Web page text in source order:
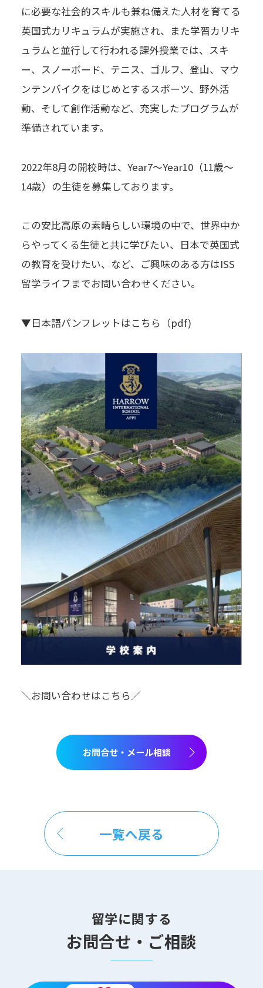
に必要な社会的スキルも兼ね備えた人材を育てる
英国式カリキュラムが実施され、また学習カリキ
ュラムと並行して行われる課外授業では、スキ
ー、スノーボード、テニス、ゴルフ、登山、マウ
ンテンバイクをはじめとするスポーツ、野外活
動、そして創作活動など、充実したプログラムが
準備されています。
2022年8月の開校時は、Year7～Year10（11歳～
14歳）の生徒を募集しております。
この安比高原の素晴らしい環境の中で、世界中か
らやってくる生徒と共に学びたい、日本で英国式
の教育を受けたい、など、ご興味のある方はISS
留学ライフまでお問い合わせください。
▼日本語パンフレットはこちら（pdf)
＼お問い合わせはこちら／
お問合せ・メール相談
一覧へ戻る
留学に関する
お問合せ・ご相談